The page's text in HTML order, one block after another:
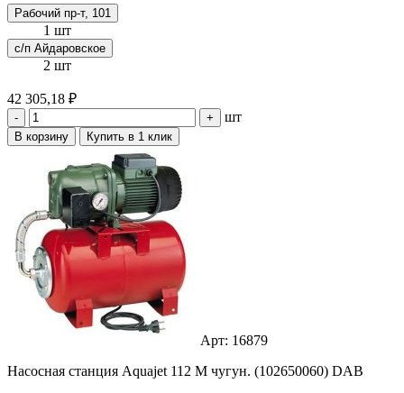
Рабочий пр-т, 101
1 шт
с/п Айдаровское
2 шт
42 305,18 ₽
- + шт
В корзину Купить в 1 клик
Арт: 16879
Насосная станция Aquajet 112 M чугун. (102650060) DAB